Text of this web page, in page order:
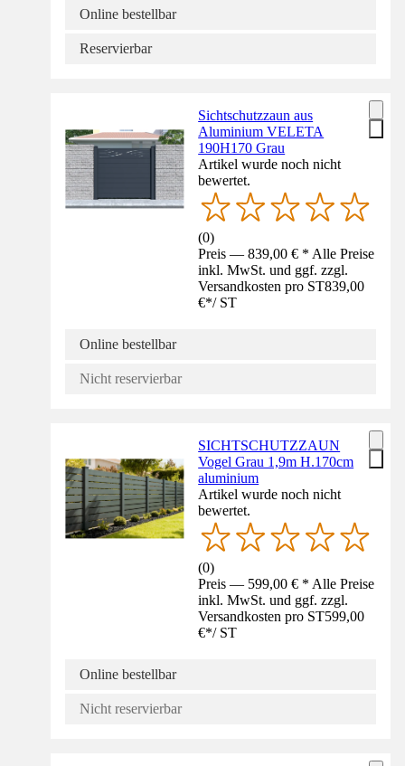
Online bestellbar
Reservierbar
Sichtschutzzaun aus
Aluminium VELETA
190H170 Grau
Artikel wurde noch nicht
bewertet.
(0)
Preis — 839,00 € * Alle Preise
inkl. MwSt. und ggf. zzgl.
Versandkosten pro ST839,00
€*/ ST
Online bestellbar
Nicht reservierbar
SICHTSCHUTZZAUN
Vogel Grau 1,9m H.170cm
aluminium
Artikel wurde noch nicht
bewertet.
(0)
Preis — 599,00 € * Alle Preise
inkl. MwSt. und ggf. zzgl.
Versandkosten pro ST599,00
€*/ ST
Online bestellbar
Nicht reservierbar